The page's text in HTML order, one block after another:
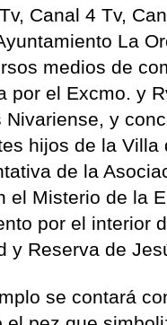
Canal 4 Tv,
La
medios de
por el Excmo. y
Nivariense, y
hijos de la Villa
de la
el Misterio de la
por el interior
y Reserva de
se contará